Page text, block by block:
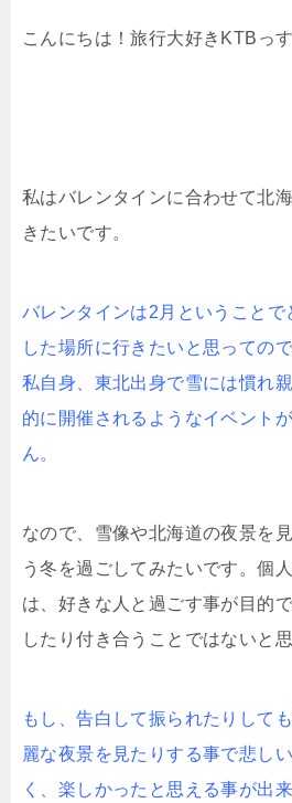
こんにちは！旅行大好きKTBっす
私はバレンタインに合わせて北
きたいです。
バレンタインは2月ということ
した場所に行きたいと思っての
私自身、東北出身で雪には慣れ
的に開催されるようなイベント
ん。
なので、雪像や北海道の夜景を
う冬を過ごしてみたいです。個
は、好きな人と過ごす事が目的
したり付き合うことではないと
もし、告白して振られたりして
麗な夜景を見たりする事で悲し
く、楽しかったと思える事が出